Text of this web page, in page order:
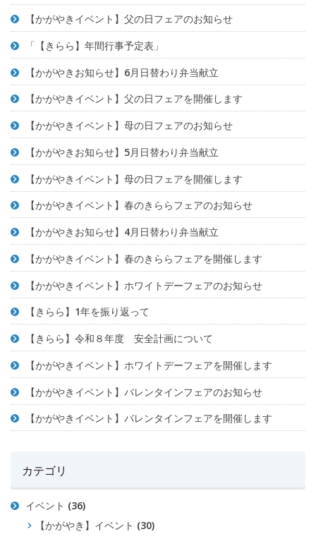
【かがやきイベント】父の日フェアのお知らせ
「【きらら】年間行事予定表」
【かがやきお知らせ】6月日替わり弁当献立
【かがやきイベント】父の日フェアを開催します
【かがやきイベント】母の日フェアのお知らせ
【かがやきお知らせ】5月日替わり弁当献立
【かがやきイベント】母の日フェアを開催します
【かがやきイベント】春のきららフェアのお知らせ
【かがやきお知らせ】4月日替わり弁当献立
【かがやきイベント】春のきららフェアを開催します
【かがやきイベント】ホワイトデーフェアのお知らせ
【きらら】1年を振り返って
【きらら】令和８年度 安全計画について
【かがやきイベント】ホワイトデーフェアを開催します
【かがやきイベント】バレンタインフェアのお知らせ
【かがやきイベント】バレンタインフェアを開催します
カテゴリ
イベント (36)
【かがやき】イベント (30)